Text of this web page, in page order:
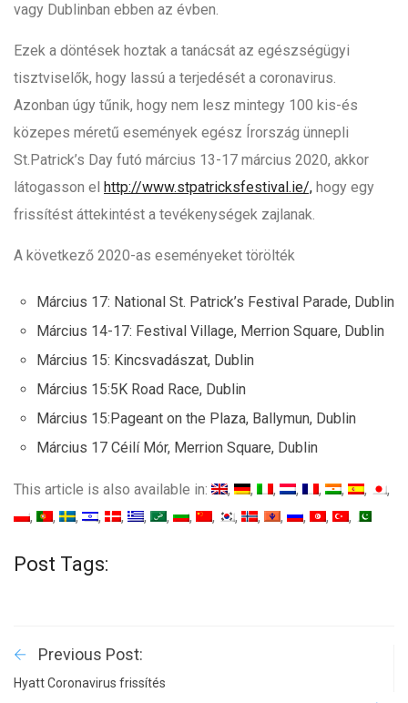
vagy Dublinban ebben az évben.
Ezek a döntések hoztak a tanácsát az egészségügyi
tisztviselők, hogy lassú a terjedését a coronavirus.
Azonban úgy tűnik, hogy nem lesz mintegy 100 kis-és
közepes méretű események egész Írország ünnepli
St.Patrick’s Day futó március 13-17 március 2020, akkor
látogasson el http://www.stpatricksfestival.ie/, hogy egy
frissítést áttekintést a tevékenységek zajlanak.
A következő 2020-as eseményeket törölték
Március 17: National St. Patrick’s Festival Parade, Dublin
Március 14-17: Festival Village, Merrion Square, Dublin
Március 15: Kincsvadászat, Dublin
Március 15:5K Road Race, Dublin
Március 15:Pageant on the Plaza, Ballymun, Dublin
Március 17 Céilí Mór, Merrion Square, Dublin
This article is also available in:
Post Tags:
Previous Post:
Hyatt Coronavirus frissítés